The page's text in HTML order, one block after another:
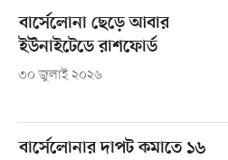
বার্সেলোনা ছেড়ে আবার
ইউনাইটেডে রাশফোর্ড
৩০ জুলাই ২০২৬
বার্সেলোনার দাপট কমাতে ১৬